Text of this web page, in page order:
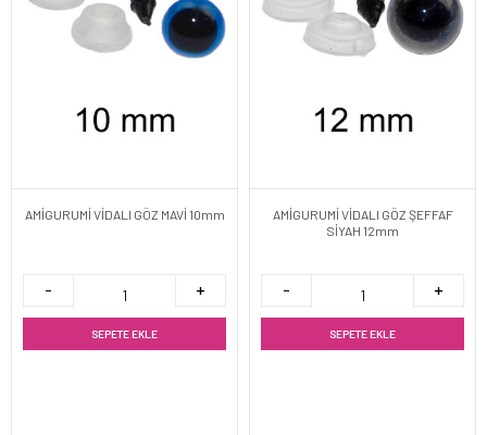
AMİGURUMİ VİDALI GÖZ MAVİ 10mm
SEPETE EKLE
AMİGURUMİ VİDALI GÖZ ŞEFFAF
SİYAH 12mm
SEPETE EKLE